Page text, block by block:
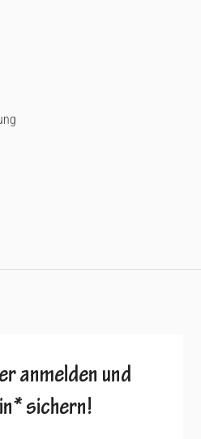
anmelden und
sichern!